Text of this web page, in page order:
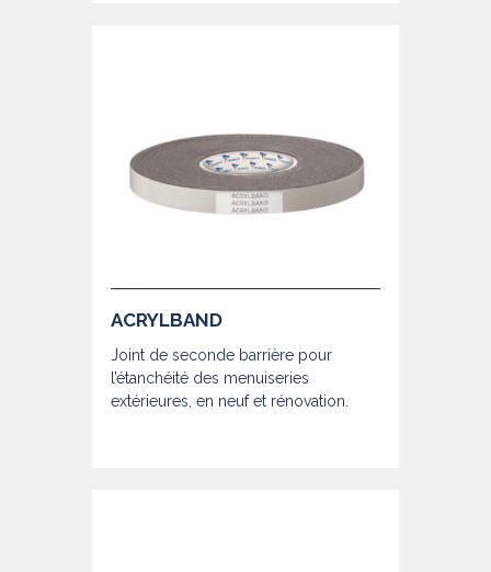
ACRYLBAND
Joint de seconde barrière pour
l’étanchéité des menuiseries
extérieures, en neuf et rénovation.